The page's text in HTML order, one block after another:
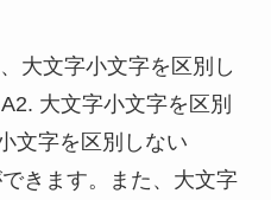
大文字小文字を区別し
大文字小文字を区別
文字を区別しない
きます。また、大文字